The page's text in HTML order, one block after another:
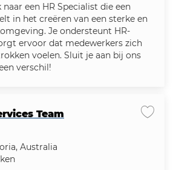
een HR Specialist die een
in het creëren van een sterke en
Je ondersteunt HR-
ervoor dat medewerkers zich
voelen. Sluit je aan bij ons
verschil!
Team
Australia